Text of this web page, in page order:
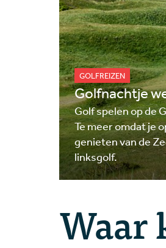
GOLFREIZEN
Golfnachtje
Golf spelen op de
Te meer omdat je
genieten van de
linksgolf.
Waar